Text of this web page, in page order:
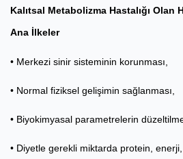
Kalıtsal Metabolizma Hastalığı Olan
Ana İlkeler
• Merkezi sinir sisteminin korunması,
• Normal fiziksel gelişimin sağlanması,
• Biyokimyasal parametrelerin
• Diyetle gerekli miktarda protein,